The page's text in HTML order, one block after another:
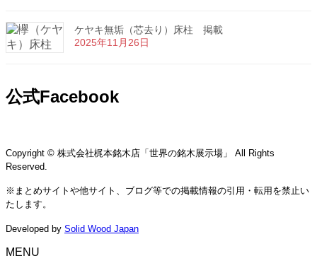
ケヤキ無垢（芯去り）床柱 掲載
2025年11月26日
公式Facebook
Copyright © 株式会社梶本銘木店「世界の銘木展示場」 All Rights
Reserved.
※まとめサイトや他サイト、ブログ等での掲載情報の引用・転用を禁止い
たします。
Developed by Solid Wood Japan
MENU